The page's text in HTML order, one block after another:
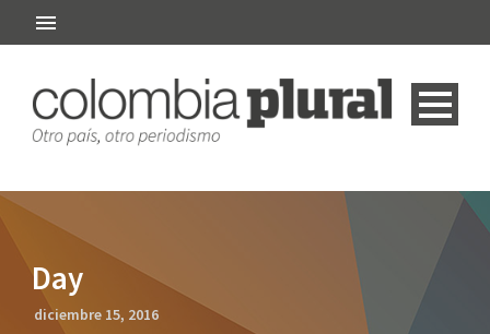
Day
diciembre 15, 2016